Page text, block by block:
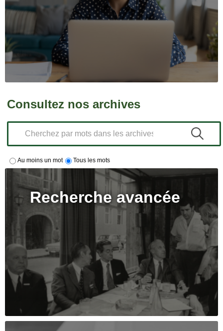
Consultez nos archives
Au moins un mot Tous les mots
Recherche avancée